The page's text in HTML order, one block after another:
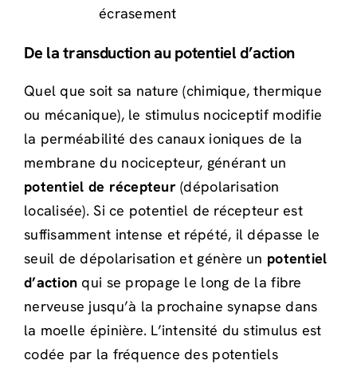
écrasement
De la transduction au potentiel d’action
Quel que soit sa nature (chimique, thermique
ou mécanique), le stimulus nociceptif modifie
la perméabilité des canaux ioniques de la
membrane du nocicepteur, générant un
potentiel de récepteur(dépolarisation
localisée). Si ce potentiel de récepteur est
suffisamment intense et répété, il dépasse le
seuil de dépolarisation et génère un potentiel
d’action qui se propage le long de la fibre
nerveuse jusqu’à la prochaine synapse dans
la moelle épinière. L’intensité du stimulus est
codée par la fréquence des potentiels